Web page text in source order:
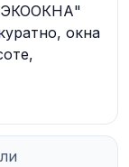
"ЭКООКНА"
окна